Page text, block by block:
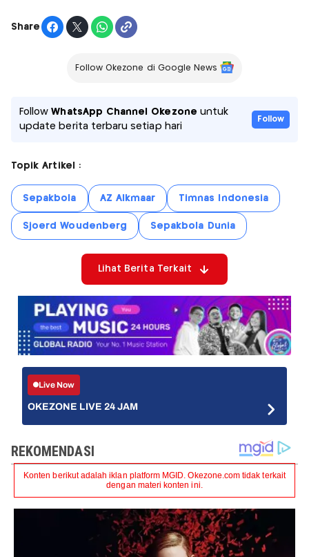
Share
Follow Okezone di Google News
FollowWhatsApp Channel Okezone untuk
update berita terbaru setiap hari
Follow
Topik Artikel :
Sepakbola AZ Alkmaar Timnas Indonesia
Sjoerd Woudenberg Sepakbola Dunia
Lihat Berita Terkait
Live Now
OKEZONE LIVE 24 JAM